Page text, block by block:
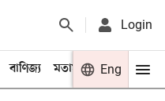
Login
বাণিজ্য মতামত খেলা
Eng